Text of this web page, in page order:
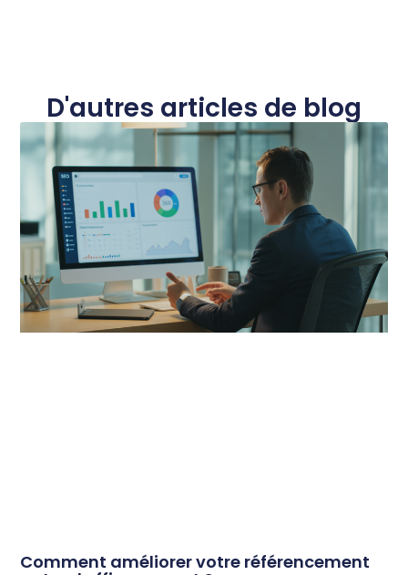
D'autres articles de blog
Comment améliorer votre référencement